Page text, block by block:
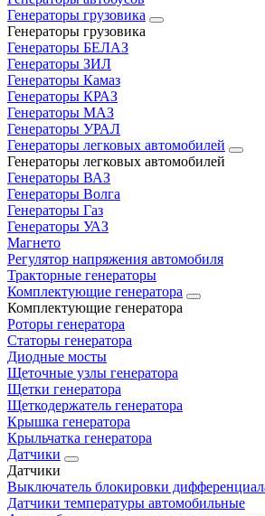
Генераторы грузовика
Генераторы грузовика
Генераторы БЕЛАЗ
Генераторы ЗИЛ
Генераторы Камаз
Генераторы КРАЗ
Генераторы МАЗ
Генераторы УРАЛ
Генераторы легковых автомобилей
Генераторы легковых автомобилей
Генераторы ВАЗ
Генераторы Волга
Генераторы Газ
Генераторы УАЗ
Магнето
Регулятор напряжения автомобиля
Тракторные генераторы
Комплектующие генератора
Комплектующие генератора
Роторы генератора
Статоры генератора
Диодные мосты
Щеточные узлы генератора
Щетки генератора
Щеткодержатель генератора
Крышка генератора
Крыльчатка генератора
Датчики
Датчики
Выключатель блокировки
Датчики температуры автомобильные